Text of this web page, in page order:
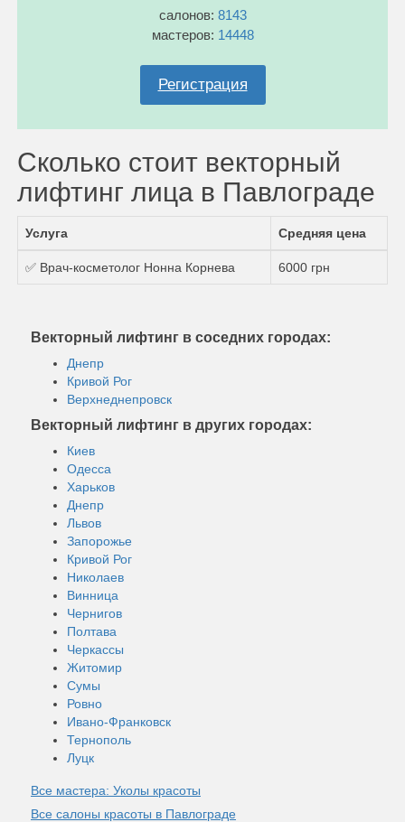
салонов: 8143
мастеров: 14448
Регистрация
Сколько стоит векторный
лифтинг лица в Павлограде
Услуга Средняя цена
✅ Врач-косметолог Нонна Корнева 6000 грн
Векторный лифтинг в соседних городах:
Днепр
Кривой Рог
Верхнеднепровск
Векторный лифтинг в других городах:
Киев
Одесса
Харьков
Днепр
Львов
Запорожье
Кривой Рог
Николаев
Винница
Чернигов
Полтава
Черкассы
Житомир
Сумы
Ровно
Ивано-Франковск
Тернополь
Луцк
Все мастера: Уколы красоты
Все салоны красоты в Павлограде